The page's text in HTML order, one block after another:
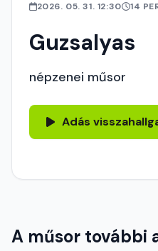
2026. 05. 31. 12:30 14
Guzsalyas
népzenei műsor
Adás
A műsor további